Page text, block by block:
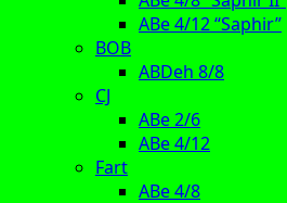
ABe 4/12 “Saphir”
BOB
ABDeh 8/8
CJ
ABe 2/6
ABe 4/12
Fart
ABe 4/8